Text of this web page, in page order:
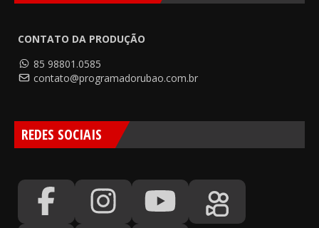
CONTATO DA PRODUÇÃO
85 98801.0585
contato@programadorubao.com.br
REDES SOCIAIS